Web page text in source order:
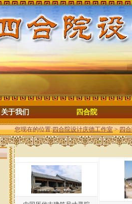
关于我们 四合院
您现在的位置:四合院设计庆德工作室>四